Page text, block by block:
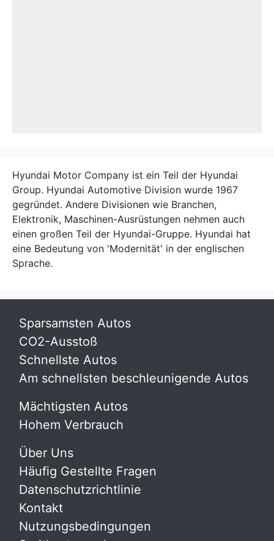
Hyundai Motor Company ist ein Teil der Hyundai
Group. Hyundai Automotive Division wurde 1967
gegründet. Andere Divisionen wie Branchen,
Elektronik, Maschinen-Ausrüstungen nehmen auch
einen großen Teil der Hyundai-Gruppe. Hyundai hat
eine Bedeutung von 'Modernität' in der englischen
Sprache.
Sparsamsten Autos
CO2-Ausstoß
Schnellste Autos
Am schnellsten beschleunigende Autos
Mächtigsten Autos
Hohem Verbrauch
Über Uns
Häufig Gestellte Fragen
Datenschutzrichtlinie
Kontakt
Nutzungsbedingungen